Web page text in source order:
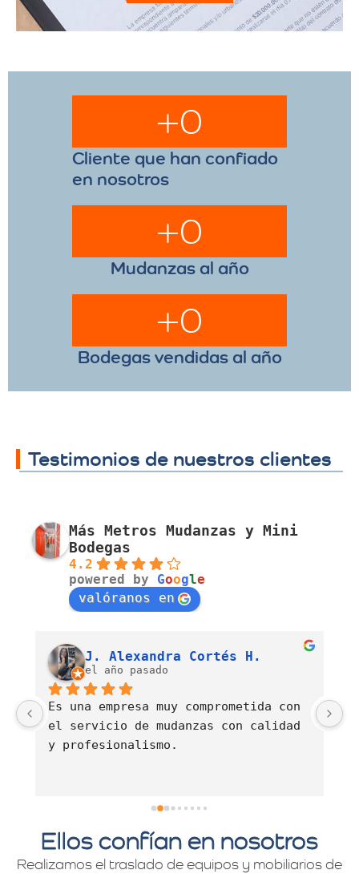
Cliente que han confiado
en nosotros
+0
Mudanzas al año
+0
Bodegas vendidas al año
+0
Testimonios de nuestros clientes
Más Metros Mudanzas y Mini
Bodegas
4.2
powered by Google
valóranos en
J. Alexandra Cortés H.
el año pasado
Es una empresa muy comprometida con
el servicio de mudanzas con calidad
y profesionalismo.
Ellos confían en nosotros
Realizamos el traslado de equipos y mobiliarios de